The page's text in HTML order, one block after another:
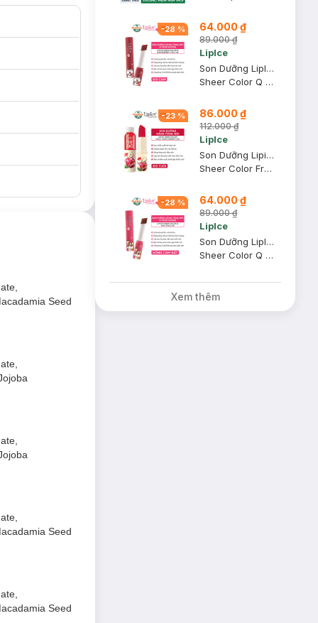
Seed
Seed
Seed
-28 % 64.000 ₫
89.000 ₫
LipIce
Son Dưỡng LipIce Hương Trà Dâu, Màu Đỏ Cam 2.4g
Sheer Color Q Strawberry Tea
-23 % 86.000 ₫
112.000 ₫
LipIce
Son Dưỡng Lipice Trái Cây Cherry - Anh Đào Đỏ Tươi 4g
Sheer Color Fruit Juice
-28 % 64.000 ₫
89.000 ₫
LipIce
Son Dưỡng LipIce Hương Trà Sữa, Màu Hồng Cam Đất 2.4g
Sheer Color Q Milk Tea
Xem thêm